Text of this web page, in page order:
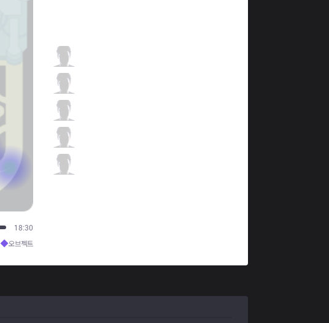
23:03
◆오브젝트